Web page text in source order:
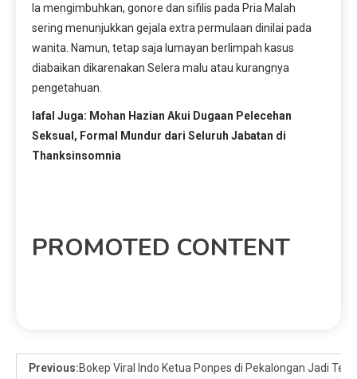
Ia mengimbuhkan, gonore dan sifilis pada Pria Malah
sering menunjukkan gejala extra permulaan dinilai pada
wanita. Namun, tetap saja lumayan berlimpah kasus
diabaikan dikarenakan Selera malu atau kurangnya
pengetahuan.
lafal Juga: Mohan Hazian Akui Dugaan Pelecehan
Seksual, Formal Mundur dari Seluruh Jabatan di
Thanksinsomnia
PROMOTED CONTENT
Previous:Bokep Viral Indo Ketua Ponpes di Pekalongan Jadi